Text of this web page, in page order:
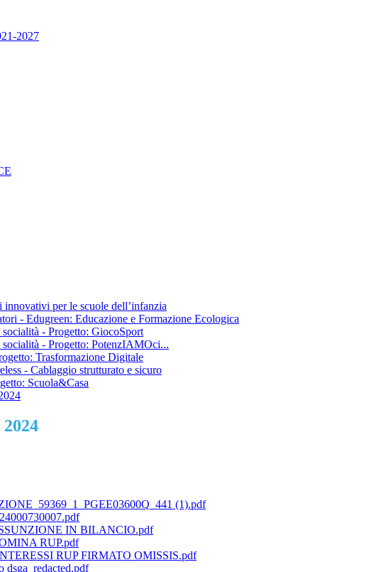
2027
per le scuole dell’infanzia
- Edugreen: Educazione e Formazione Ecologica
- Progetto: GiocoSport
- Progetto: PotenzIAMOci...
Trasformazione Digitale
- Cablaggio strutturato e sicuro
Scuola&Casa
(1).pdf
IN BILANCIO.pdf
RUP.pdf
RUP FIRMATO OMISSIS.pdf
dsga_redacted.pdf